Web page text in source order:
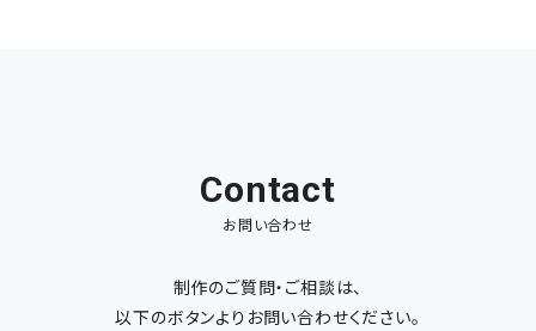
Contact
お問い合わせ
制作のご質問・ご相談は、
以下のボタンよりお問い合わせください。